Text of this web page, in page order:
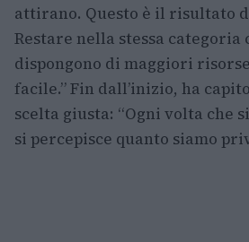
attirano. Questo è il risultato
Restare nella stessa categoria
dispongono di maggiori
facile.” Fin dall’inizio, ha
scelta giusta: “Ogni volta che
si percepisce quanto siamo